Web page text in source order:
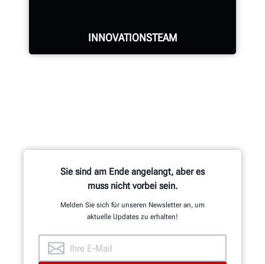
INNOVATIONSTEAM
Software-Ingenieuren ist für
Hunderte von patentierten und
exklusiven Funktionen
EINBLICKE
Sie sind am Ende angelangt, aber es
muss nicht vorbei sein.
Melden Sie sich für unseren Newsletter an, um
aktuelle Updates zu erhalten!